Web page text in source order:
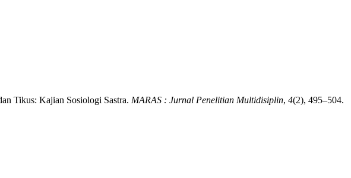
Tikus: Kajian Sosiologi Sastra. MARAS : Jurnal Penelitian Multidisiplin, 4(2), 495–504.